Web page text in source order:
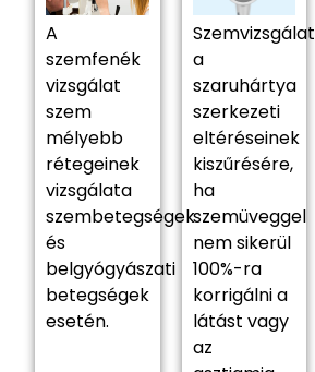
A
szemfenék
vizsgálat
szem
mélyebb
rétegeinek
vizsgálata
szembetegségek
és
belgyógyászati
betegségek
esetén.
Szemvizsgálat
a
szaruhártya
szerkezeti
eltéréseinek
kiszűrésére,
ha
szemüveggel
nem sikerül
100%-ra
korrigálni a
látást vagy
az